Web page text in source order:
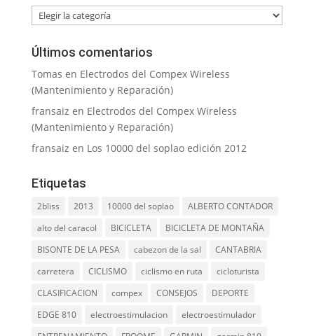
Categorías
Últimos comentarios
Tomas en Electrodos del Compex Wireless
(Mantenimiento y Reparación)
fransaiz en Electrodos del Compex Wireless
(Mantenimiento y Reparación)
fransaiz en Los 10000 del soplao edición 2012
Etiquetas
2bliss 2013 10000 del soplao
ALBERTO CONTADOR
alto del caracol
BICICLETA
BICICLETA DE MONTAÑA
BISONTE DE LA PESA
cabezon de la sal
CANTABRIA
carretera
CICLISMO ciclismo en ruta
cicloturista
CLASIFICACION
compex CONSEJOS
DEPORTE
EDGE 810
electroestimulacion
electroestimulador